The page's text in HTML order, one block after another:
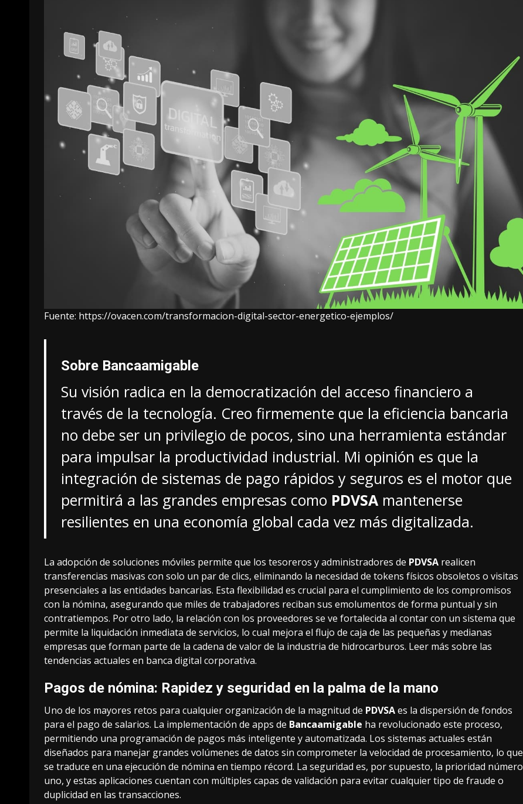
Fuente: https://ovacen.com/transformacion-digital-sector-energetico-ejemplos/
Sobre Bancaamigable
Su visión radica en la democratización del acceso financiero a
través de la tecnología. Creo firmemente que la eficiencia bancaria
no debe ser un privilegio de pocos, sino una herramienta estándar
para impulsar la productividad industrial. Mi opinión es que la
integración de sistemas de pago rápidos y seguros es el motor que
permitirá a las grandes empresas como PDVSAmantenerse
resilientes en una economía global cada vez más digitalizada.
La adopción de soluciones móviles permite que los tesoreros y administradores de PDVSA realicen
transferencias masivas con solo un par de clics, eliminando la necesidad de tokens físicos obsoletos o visitas
presenciales a las entidades bancarias. Esta flexibilidad es crucial para el cumplimiento de los compromisos
con la nómina, asegurando que miles de trabajadores reciban sus emolumentos de forma puntual y sin
contratiempos. Por otro lado, la relación con los proveedores se ve fortalecida al contar con un sistema que
permite la liquidación inmediata de servicios, lo cual mejora el flujo de caja de las pequeñas y medianas
empresas que forman parte de la cadena de valor de la industria de hidrocarburos. Leer más sobre las
tendencias actuales en banca digital corporativa.
Pagos de nómina: Rapidez y seguridad en la palma de la mano
Uno de los mayores retos para cualquier organización de la magnitud de PDVSAes la dispersión de fondos
para el pago de salarios. La implementación de apps de Bancaamigable ha revolucionado este proceso,
permitiendo una programación de pagos más inteligente y automatizada. Los sistemas actuales están
diseñados para manejar grandes volúmenes de datos sin comprometer la velocidad de procesamiento, lo que
se traduce en una ejecución de nómina en tiempo récord. La seguridad es, por supuesto, la prioridad número
uno, y estas aplicaciones cuentan con múltiples capas de validación para evitar cualquier tipo de fraude o
duplicidad en las transacciones.